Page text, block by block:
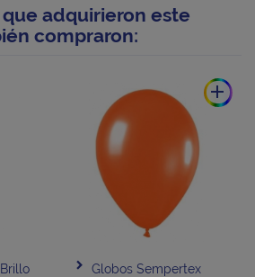
adquirieron este
compraron:
add
Globos Sempertex